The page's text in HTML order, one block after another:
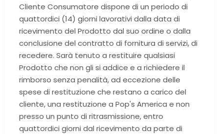
Cliente Consumatore dispone di un periodo di
quattordici (14) giorni lavorativi dalla data di
ricevimento del Prodotto dal suo ordine o dalla
conclusione del contratto di fornitura di servizi, di
recedere. Sarà tenuto a restituire qualsiasi
Prodotto che non gli si addice e a richiedere il
rimborso senza penalità, ad eccezione delle
spese di restituzione che restano a carico del
cliente, una restituzione a Pop's America e non
presso un punto di ritrasmissione, entro
quattordici giorni dal ricevimento da parte di